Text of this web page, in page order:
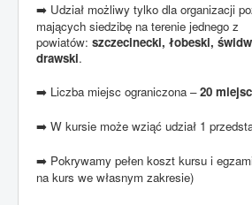
➡️ Udział możliwy tylko dla organizacji
mających siedzibę na terenie jednego z
powiatów: szczecinecki, łobeski,
drawski.
➡️ Liczba miejsc ograniczona –20 miejsc
➡️ W kursie może wziąć udział 1
➡️ Pokrywamy pełen koszt kursu i
na kurs we własnym zakresie)